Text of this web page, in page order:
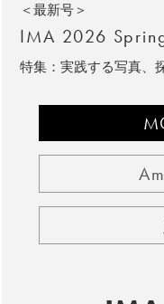
＜最新号＞
IMA 2026
特集：実践する写真、